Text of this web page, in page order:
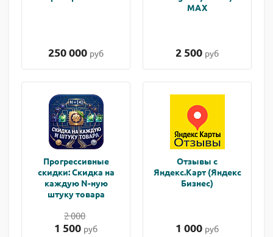
250 000 руб
MAX
2 500 руб
Прогрессивные
скидки: Скидка на
каждую N-ную
штуку товара
2 000
1 500 руб
Отзывы с
Яндекс.Карт (Яндекс
Бизнес)
1 000 руб